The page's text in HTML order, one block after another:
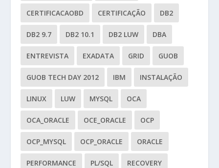
CERTIFICACAOBD CERTIFICAÇÃO DB2
DB2 9.7 DB2 10.1 DB2 LUW DBA
ENTREVISTA EXADATA GRID GUOB
GUOB TECH DAY 2012 IBM INSTALAÇÃO
LINUX LUW MYSQL OCA
OCA_ORACLE OCE_ORACLE OCP
OCP_MYSQL OCP_ORACLE ORACLE
PERFORMANCE PL/SQL RECOVERY